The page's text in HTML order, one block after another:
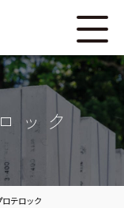
ック
テロック